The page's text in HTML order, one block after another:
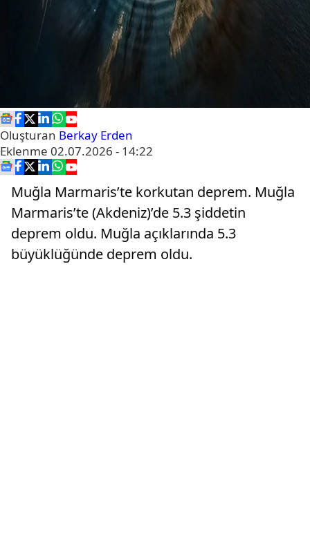
Oluşturan Berkay Erden
Eklenme 02.07.2026 - 14:22
Muğla Marmaris’te korkutan deprem. Muğla
Marmaris’te (Akdeniz)’de 5.3 şiddetin
deprem oldu. Muğla açıklarında 5.3
büyüklüğünde deprem oldu.